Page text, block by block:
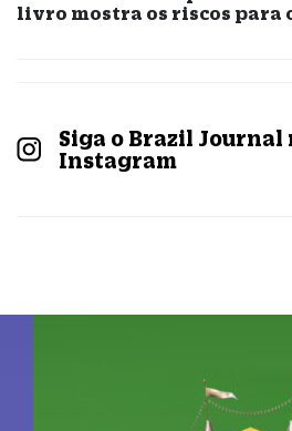
livro mostra os riscos para
Siga o Brazil Journal
Instagram